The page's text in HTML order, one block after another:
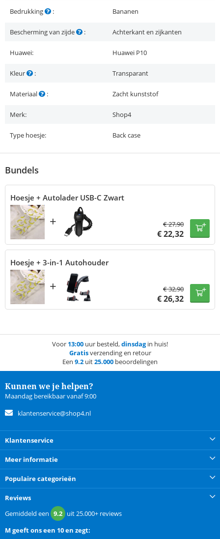
Bedrukking : Bananen
Bescherming van zijde : Achterkant en zijkanten
Huawei: Huawei P10
Kleur : Transparant
Materiaal : Zacht kunststof
Merk: Shop4
Type hoesje: Back case
Bundels
Hoesje + Autolader USB-C Zwart
+ €27,90
€22,32
Hoesje + 3-in-1 Autohouder
+ €32,90
€26,32
Voor 13:00 uur besteld,dinsdagin huis!
Gratisverzending en retour
Een 9.2 uit25.000 beoordelingen
Kunnen we je helpen?
Maandag bereikbaar vanaf 9:00
klantenservice@shop4.nl
Klantenservice
Meer informatie
Populaire categorieën
Reviews
Gemiddeld een 9.2 uit25.000+ reviews
Mgeeft ons een 10 en zegt: